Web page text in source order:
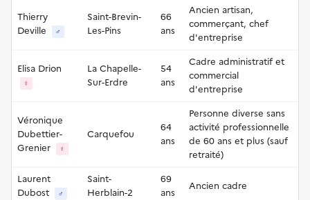
Thierry
Deville
♂
Saint-Brevin-
Les-Pins
66
ans
Ancien artisan,
commerçant, chef
d'entreprise
Elisa Drion
♀
La Chapelle-
Sur-Erdre
54
ans
Cadre administratif et
commercial
d'entreprise
Véronique
Dubettier-
Grenier
♀
Carquefou
64
ans
Personne diverse sans
activité professionnelle
de 60 ans et plus (sauf
retraité)
Laurent
Dubost
♂
Saint-
Herblain-2
69
ans
Ancien cadre